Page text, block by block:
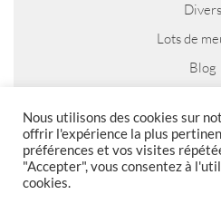
Divers
Lots de
Blog
MENTIONS
Nous utilisons des cookies sur
offrir l'expérience la plus
préférences et vos visites
"Accepter", vous consentez à
cookies.